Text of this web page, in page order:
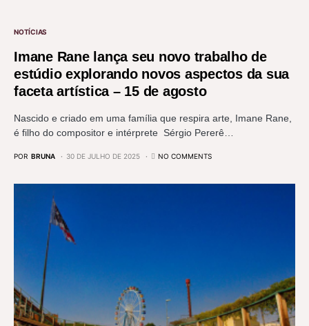
NOTÍCIAS
Imane Rane lança seu novo trabalho de
estúdio explorando novos aspectos da sua
faceta artística – 15 de agosto
Nascido e criado em uma família que respira arte, Imane Rane,
é filho do compositor e intérprete Sérgio Pererê…
POR BRUNA 30 DE JULHO DE 2025 NO COMMENTS